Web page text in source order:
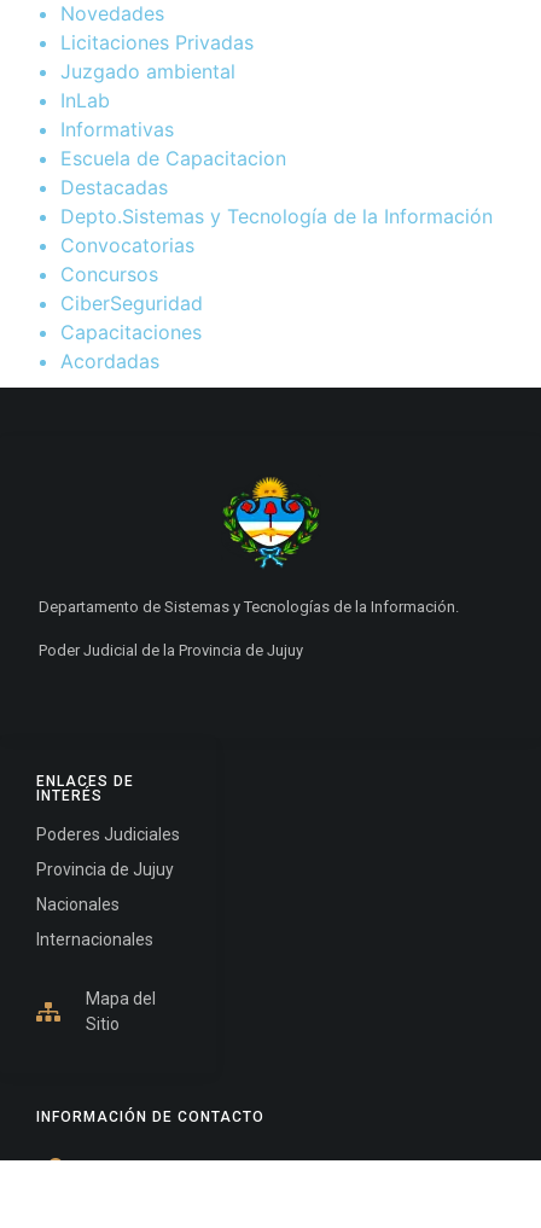
Novedades
Licitaciones Privadas
Juzgado ambiental
InLab
Informativas
Escuela de Capacitacion
Destacadas
Depto.Sistemas y Tecnología de la Información
Convocatorias
Concursos
CiberSeguridad
Capacitaciones
Acordadas
INFORMACIÓN DE CONTACTO
ENLACES DE
INTERÉS
Poderes Judiciales
Provincia de Jujuy
Nacionales
Internacionales
Mapa del
Sitio
Departamento de Sistemas y Tecnologías de la Información.
Poder Judicial de la Provincia de Jujuy